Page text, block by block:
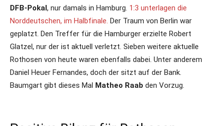
DFB-Pokal, nur damals in Hamburg. 1:3 unterlagen die
Norddeutschen, im Halbfinale. Der Traum von Berlin war
geplatzt. Den Treffer für die Hamburger erzielte Robert
Glatzel, nur der ist aktuell verletzt. Sieben weitere aktuelle
Rothosen von heute waren ebenfalls dabei. Unter anderem
Daniel Heuer Fernandes, doch der sitzt auf der Bank.
Baumgart gibt dieses Mal Matheo Raab den Vorzug.